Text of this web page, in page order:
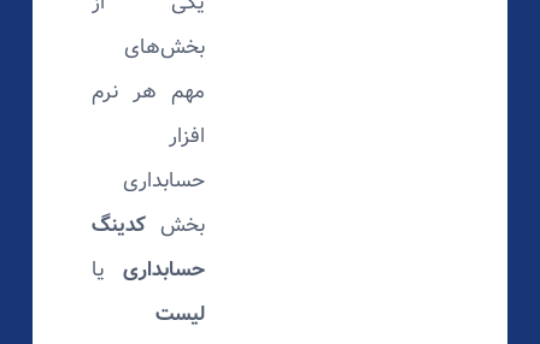
بخش‌های
مهم هر نرم
افزار
حسابداری
بخش کدینگ
حسابدارییا
لیست